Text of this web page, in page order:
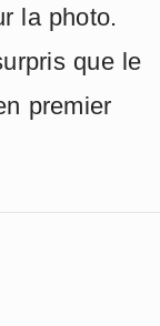
la photo.
que le
premier